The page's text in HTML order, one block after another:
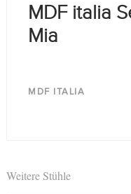
MDF italia
Mia
MDF ITALIA
Weitere Stühle